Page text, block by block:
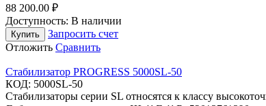
88 200.00 ₽
Доступность: В наличии
Купить
Запросить счет
Отложить Сравнить
Стабилизатор PROGRESS 5000SL-50
КОД: 5000SL-50
Стабилизаторы серии SL относятся к класcу